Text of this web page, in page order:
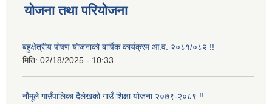
योजना तथा परियोजना
बहुक्षेत्रीय पोषण योजनाको बार्षिक कार्यक्रम आ.व. २०८१/०८२ !!
मिति: 02/18/2025 - 10:33
नौमूले गाउँपालिका दैलेखको गाउँ शिक्षा योजना २०७९-२०८९ !!